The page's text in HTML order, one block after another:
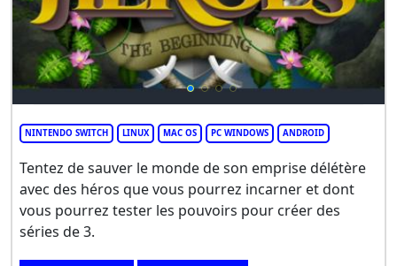
NINTENDO SWITCH LINUX MAC OS PC WINDOWS ANDROID
Tentez de sauver le monde de son emprise délétère
avec des héros que vous pourrez incarner et dont
vous pourrez tester les pouvoirs pour créer des
séries de 3.